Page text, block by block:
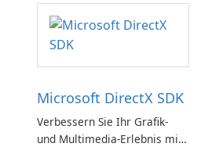
Microsoft DirectX SDK
Verbessern Sie Ihr Grafik-
und Multimedia-Erlebnis mit